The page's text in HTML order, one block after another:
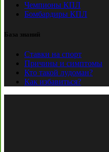
Чемпионы КПЛ
Бомбардиры КПЛ
База знаний
Ставки на спорт
Причины и симптомы
Кто такой лудоман?
Как избавиться?